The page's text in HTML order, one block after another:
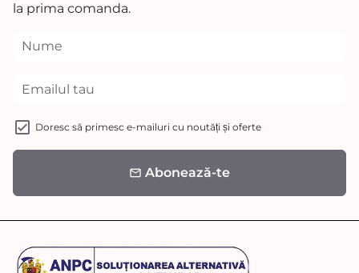
la prima comanda.
Doresc să primesc e-mailuri cu noutăți și oferte
email Abonează-te